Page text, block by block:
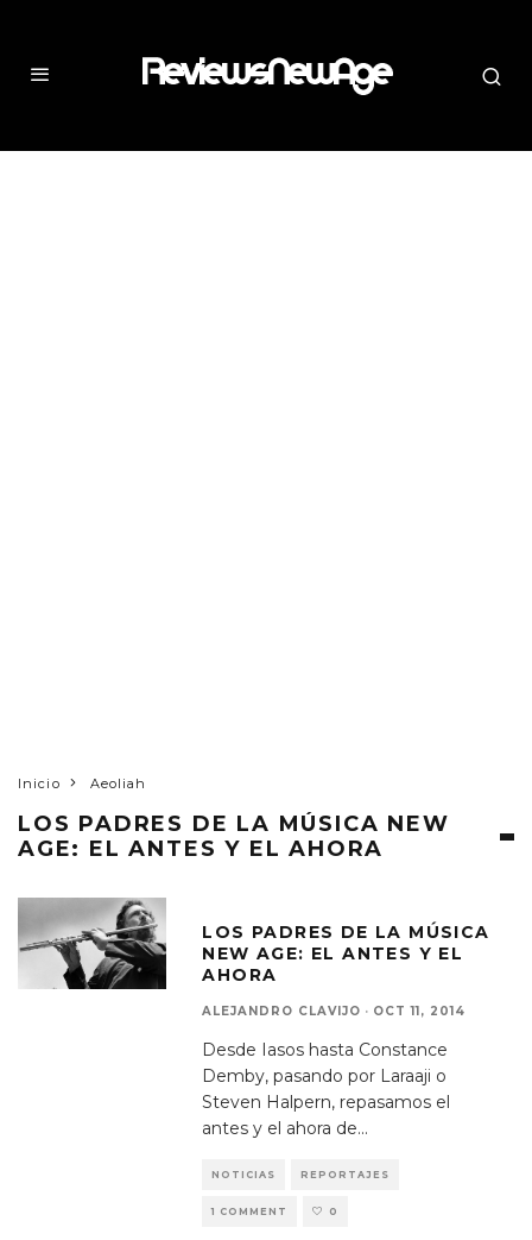
Inicio Aeoliah
LOS PADRES DE LA MÚSICA NEW
AGE: EL ANTES Y EL AHORA
LOS PADRES DE LA MÚSICA
NEW AGE: EL ANTES Y EL
AHORA
ALEJANDRO CLAVIJO · OCT 11, 2014
Desde Iasos hasta Constance
Demby, pasando por Laraaji o
Steven Halpern, repasamos el
antes y el ahora de...
NOTICIAS REPORTAJES
1 COMMENT 0